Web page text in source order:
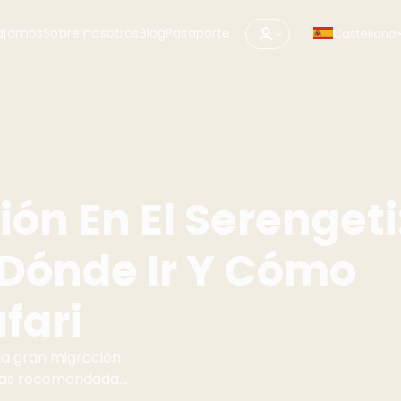
Sobre nosotrosBlogPasaporte Castellano
En El
Ir Y Cómo
gran migración
recomendadas